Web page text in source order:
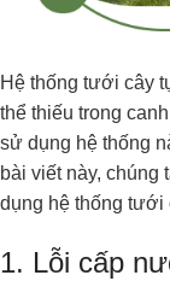
Hệ thống tưới cây
thể thiếu trong
sử dụng hệ thống
bài viết này,
dụng hệ thống tưới
1. Lỗi cấp